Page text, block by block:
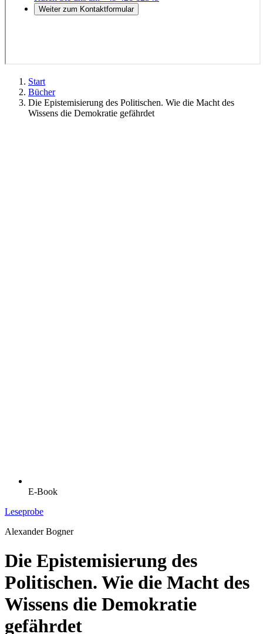
Start
Bücher
Die Epistemisierung des Politischen. Wie die Macht des
Wissens die Demokratie gefährdet
E-Book
Leseprobe
Alexander Bogner
Die Epistemisierung des
Politischen. Wie die Macht des
Wissens die Demokratie
gefährdet